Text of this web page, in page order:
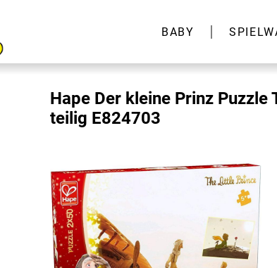
BABY
Hape Der kleine Prinz
teilig E824703